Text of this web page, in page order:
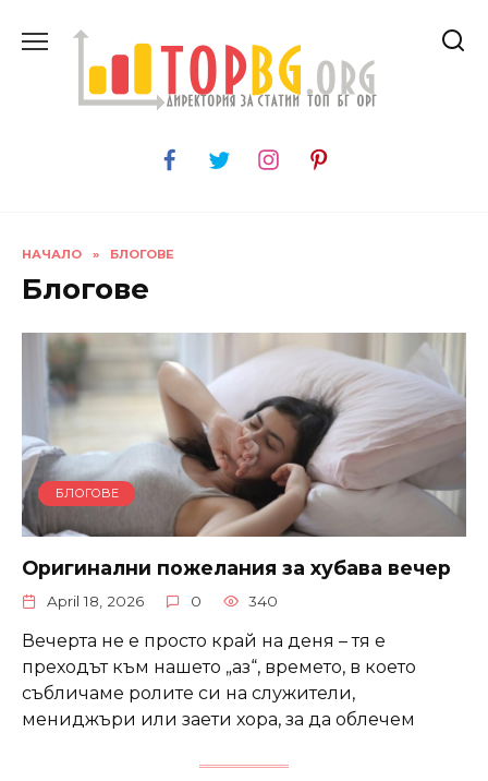
НАЧАЛО » БЛОГОВЕ
Блогове
БЛОГОВЕ
Оригинални пожелания за хубава вечер
April 18, 2026 0 340
Вечерта не е просто край на деня – тя е
преходът към нашето „аз“, времето, в което
събличаме ролите си на служители,
мениджъри или заети хора, за да облечем